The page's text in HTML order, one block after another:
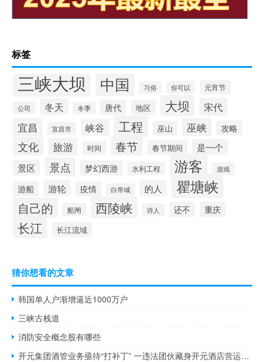
标签
三峡大坝 中国 习俗 你可以 元宵节
公司 冬天 冬季 唐代 地区 大坝 宋代
宜昌 宜昌市 峡谷 工程 巫山 巫峡 攻略
文化 旅游 时间 春节 春节期间
是一个
景区
景点 梦幻西游 水利工程 游客 游戏
游船 游轮 疫情 白帝城 的人 瞿塘峡
自己的 船闸 西陵峡 诗人 还不 重庆
长江 长江流域
猜你想看的文章
韩国单人户渐增逼近1000万户
三峡古栈道
消防安全概念股有哪些
开元集团酒管业务亟待“打补丁” 一违法团伙藏身开元酒店营运数月被端